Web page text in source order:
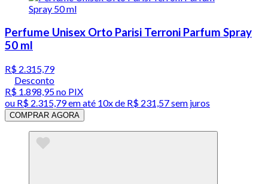
Perfume Unisex Orto Parisi Terroni Parfum Spray
50 ml
R$ 2.315,79
Desconto
R$ 1.898,95no PIX
ou R$ 2.315,79em até 10x de R$ 231,57 sem juros
COMPRAR AGORA